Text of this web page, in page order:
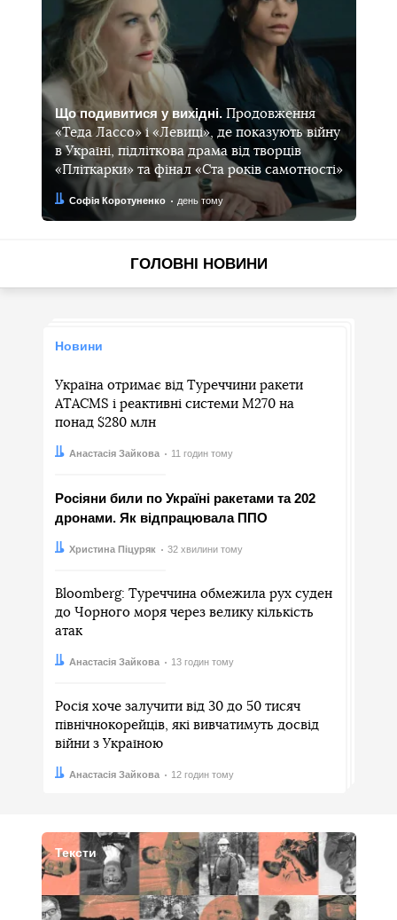
Що подивитися у вихідні. Продовження
«Теда Лассо» і «Левиці», де показують війну
в Україні, підліткова драма від творців
«Пліткарки» та фінал «Ста років самотності»
Автор:
Софія Коротуненко
Дата: день тому
ГОЛОВНІ НОВИНИ
Новини
Україна отримає від Туреччини ракети
ATACMS і реактивні системи M270 на
понад $280 млн
Автор:Анастасія Зайкова
Дата: 11 годин тому
Росіяни били по Україні ракетами та 202
дронами. Як відпрацювала ППО
Автор:
Христина Піцуряк
Дата: 32 хвилини тому
Bloomberg: Туреччина обмежила рух суден
до Чорного моря через велику кількість
атак
Автор:Анастасія Зайкова
Дата: 13 годин тому
Росія хоче залучити від 30 до 50 тисяч
північнокорейців, які вивчатимуть досвід
війни з Україною
Автор:Анастасія Зайкова
Дата: 12 годин тому
Тексти